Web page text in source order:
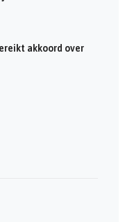
akkoord over